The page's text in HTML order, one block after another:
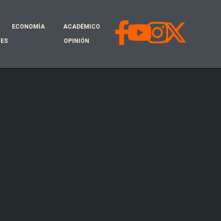
ECONOMÍA ACADÉMICO
OPINIÓN